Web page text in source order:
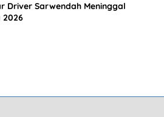
Driver Sarwendah Meninggal
2026